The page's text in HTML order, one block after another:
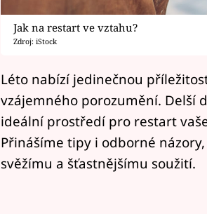
Jak na restart ve vztahu?
Zdroj: iStock
Léto nabízí jedinečnou
vzájemného porozumění. Delší
ideální prostředí pro restart
Přinášíme tipy i odborné
svěžímu a šťastnějšímu soužití.